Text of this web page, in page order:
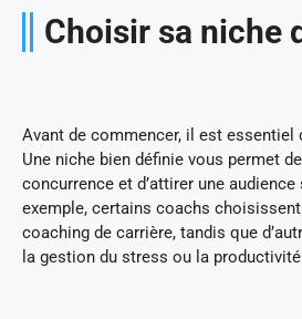
Choisir sa niche
Avant de commencer, il est essentiel
Une niche bien définie vous permet
concurrence et d’attirer une
exemple, certains coachs
coaching de carrière, tandis que
la gestion du stress ou la